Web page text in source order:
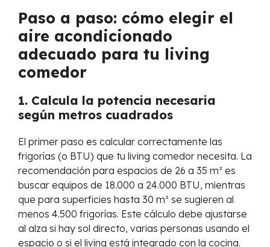
Paso a paso: cómo elegir el
aire acondicionado
adecuado para tu living
comedor
1. Calcula la potencia necesaria
según metros cuadrados
El primer paso es calcular correctamente las
frigorías (o BTU) que tu living comedor necesita. La
recomendación para espacios de 26 a 35 m² es
buscar equipos de 18.000 a 24.000 BTU, mientras
que para superficies hasta 30 m² se sugieren al
menos 4.500 frigorías. Este cálculo debe ajustarse
al alza si hay sol directo, varias personas usando el
espacio o si el living está integrado con la cocina.